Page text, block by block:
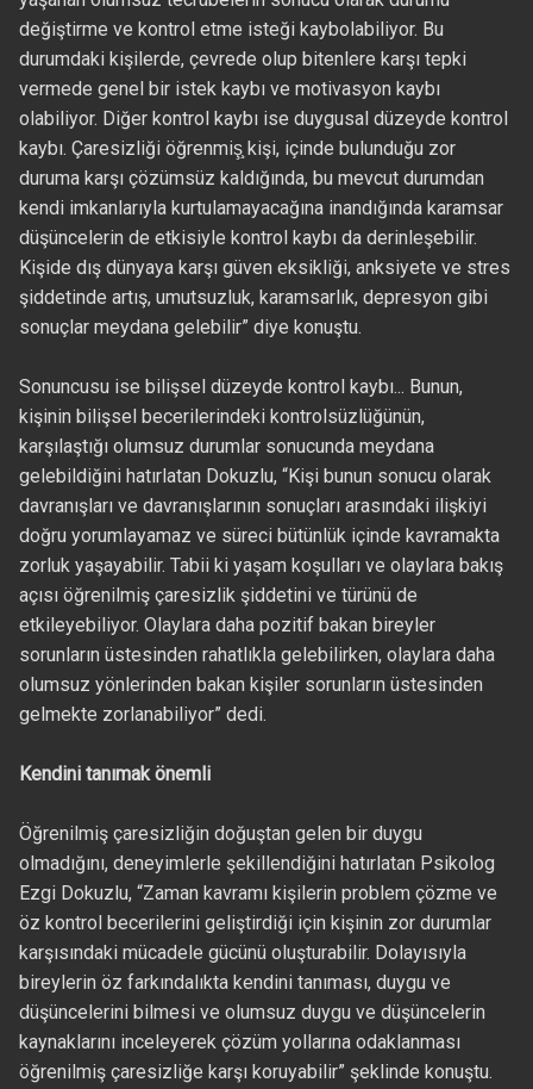
değiştirme ve kontrol etme isteği kaybolabiliyor. Bu
durumdaki kişilerde, çevrede olup bitenlere karşı tepki
vermede genel bir istek kaybı ve motivasyon kaybı
olabiliyor. Diğer kontrol kaybı ise duygusal düzeyde kontrol
kaybı. Çaresizliği öğrenmiş̧ kişi, içinde bulunduğu zor
duruma karşı çözümsüz kaldığında, bu mevcut durumdan
kendi imkanlarıyla kurtulamayacağına inandığında karamsar
düşüncelerin de etkisiyle kontrol kaybı da derinleşebilir.
Kişide dış dünyaya karşı güven eksikliği, anksiyete ve stres
şiddetinde artış, umutsuzluk, karamsarlık, depresyon gibi
sonuçlar meydana gelebilir” diye konuştu.
Sonuncusu ise bilişsel düzeyde kontrol kaybı... Bunun,
kişinin bilişsel becerilerindeki kontrolsüzlüğünün,
karşılaştığı olumsuz durumlar sonucunda meydana
gelebildiğini hatırlatan Dokuzlu, “Kişi bunun sonucu olarak
davranışları ve davranışlarının sonuçları arasındaki ilişkiyi
doğru yorumlayamaz ve süreci bütünlük içinde kavramakta
zorluk yaşayabilir. Tabii ki yaşam koşulları ve olaylara bakış
açısı öğrenilmiş çaresizlik şiddetini ve türünü de
etkileyebiliyor. Olaylara daha pozitif bakan bireyler
sorunların üstesinden rahatlıkla gelebilirken, olaylara daha
olumsuz yönlerinden bakan kişiler sorunların üstesinden
gelmekte zorlanabiliyor” dedi.
Kendini tanımak önemli
Öğrenilmiş çaresizliğin doğuştan gelen bir duygu
olmadığını, deneyimlerle şekillendiğini hatırlatan Psikolog
Ezgi Dokuzlu, “Zaman kavramı kişilerin problem çözme ve
öz kontrol becerilerini geliştirdiği için kişinin zor durumlar
karşısındaki mücadele gücünü oluşturabilir. Dolayısıyla
bireylerin öz farkındalıkta kendini tanıması, duygu ve
düşüncelerini bilmesi ve olumsuz duygu ve düşüncelerin
kaynaklarını inceleyerek çözüm yollarına odaklanması
öğrenilmiş çaresizliğe karşı koruyabilir” şeklinde konuştu.